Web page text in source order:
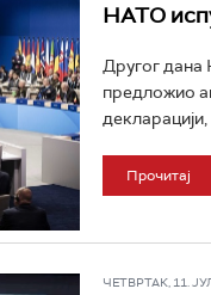
НАТО
Другог дана
предложио
Прочитај
ЧЕТВРТАК, 11.